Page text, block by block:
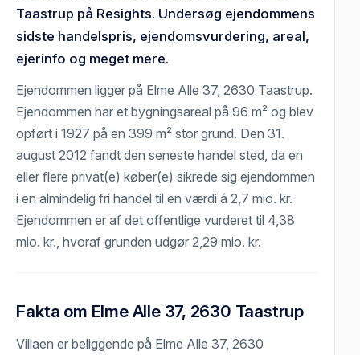
Taastrup på Resights. Undersøg ejendommens
sidste handelspris, ejendomsvurdering, areal,
ejerinfo og meget mere.
Ejendommen ligger på Elme Alle 37, 2630 Taastrup.
Ejendommen har et bygningsareal på 96 m² og blev
opført i 1927 på en 399 m² stor grund. Den 31.
august 2012 fandt den seneste handel sted, da en
eller flere privat(e) køber(e) sikrede sig ejendommen
i en almindelig fri handel til en værdi á 2,7 mio. kr.
Ejendommen er af det offentlige vurderet til 4,38
mio. kr., hvoraf grunden udgør 2,29 mio. kr.
Fakta om Elme Alle 37, 2630 Taastrup
Villaen er beliggende på Elme Alle 37, 2630